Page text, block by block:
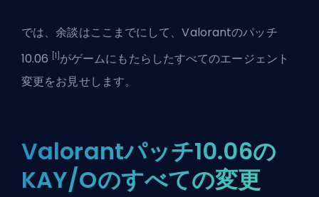
では、余談はここまでにして、Valorantのパッチ
10.06
[1] がゲームにもたらしたすべてのエージェント
変更をお見せします。
Valorantパッチ10.06の
KAY/Oのすべての変更